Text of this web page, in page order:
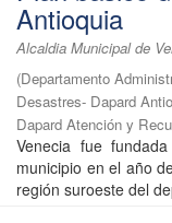
Antioquia
Alcaldia Municipal de
(Departamento
Desastres- Dapard
Dapard Atención y
Venecia fue
municipio en el año
región suroeste del